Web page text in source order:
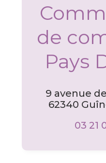
de
Pays
9 avenue
62340
03 21